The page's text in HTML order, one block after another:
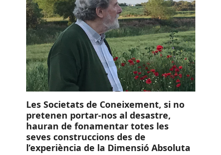
Les Societats de Coneixement, si no
pretenen portar-nos al desastre,
hauran de fonamentar totes les
seves construccions des de
l’experiència de la Dimensió Absoluta